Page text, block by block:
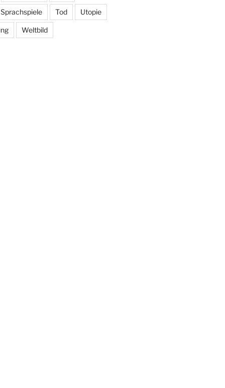
Sprachspiele Tod Utopie
Weltbild